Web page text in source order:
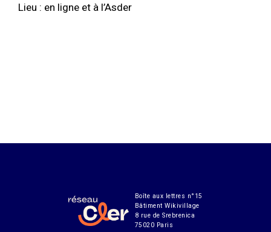
Lieu : en ligne et à l’Asder
Boîte aux lettres n°15
Bâtiment Wikivillage
8 rue de Srebrenica
75020 Paris